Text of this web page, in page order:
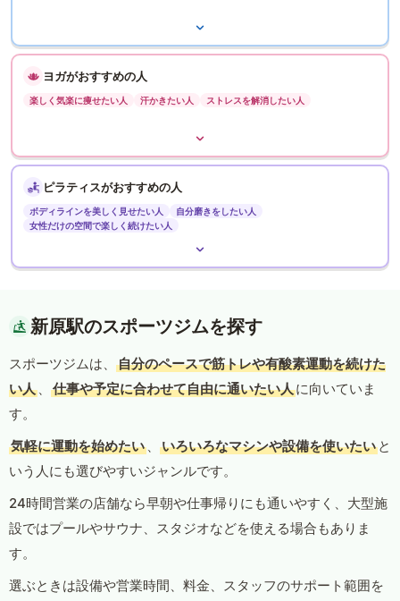
ヨガがおすすめの人
楽しく気楽に痩せたい人 汗かきたい人 ストレスを解消したい人
ピラティスがおすすめの人
ボディラインを美しく見せたい人
自分磨きをしたい人
女性だけの空間で楽しく続けたい人
新原駅のスポーツジムを探す
スポーツジムは、
自分のペースで筋トレや有酸素運動を続けた
い人 、 仕事や予定に合わせて自由に通いたい人に向いていま
す。
気軽に運動を始めたい 、 いろいろなマシンや設備を使いたい と
いう人にも選びやすいジャンルです。
24時間営業の店舗なら早朝や仕事帰りにも通いやすく、大型施
設ではプールやサウナ、スタジオなどを使える場合もありま
す。
選ぶときは設備や営業時間、料金、スタッフのサポート範囲を